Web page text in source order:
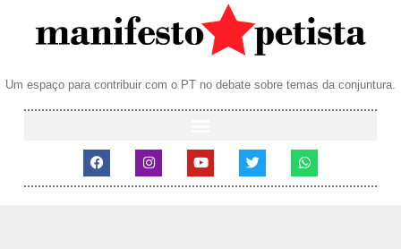
Um espaço para contribuir com o PT no debate sobre temas da conjuntura.